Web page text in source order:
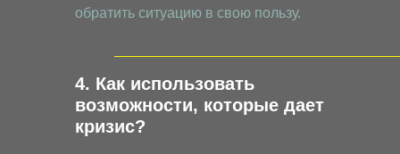
обратить ситуацию в свою пользу.
4. Как использовать
возможности, которые дает
кризис?